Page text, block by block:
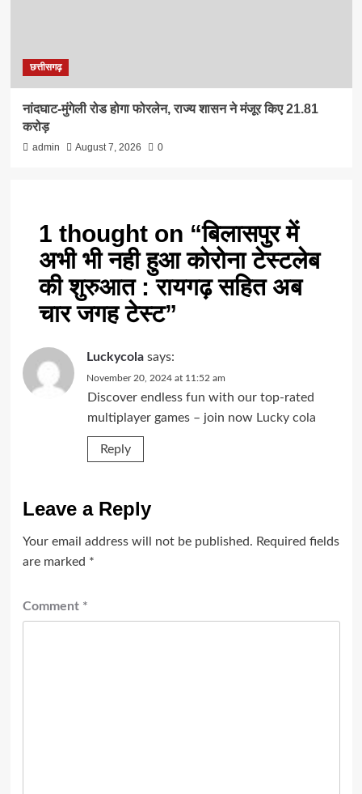
छत्तीसगढ़
नांदघाट-मुंगेली रोड होगा फोरलेन, राज्य शासन ने मंजूर किए 21.81
करोड़
admin August 7, 2026 0
1 thought on “बिलासपुर में
अभी भी नही हुआ कोरोना टेस्टलेब
की शुरुआत : रायगढ़ सहित अब
चार जगह टेस्ट”
Luckycola says:
November 20, 2024 at 11:52 am
Discover endless fun with our top-rated
multiplayer games – join now Lucky cola
Reply
Leave a Reply
Your email address will not be published. Required fields
are marked *
Comment *